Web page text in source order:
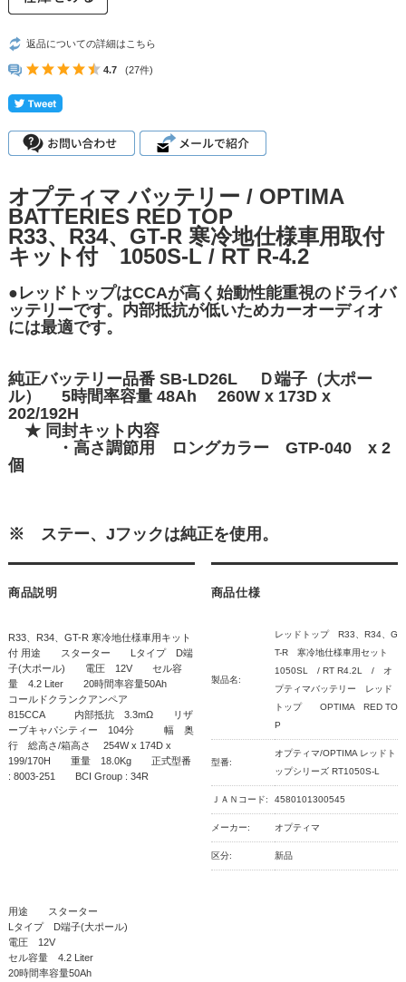
返品についての詳細はこちら
4.7 (27件)
オプティマ バッテリー / OPTIMA
BATTERIES RED TOP
R33、R34、GT-R 寒冷地仕様車用取付
キット付 1050S-L / RT R-4.2
●レッドトップはCCAが高く始動性能重視のドライバ
ッテリーです。内部抵抗が低いためカーオーディオ
には最適です。
純正バッテリー品番 SB-LD26L Ｄ端子（大ポー
ル） 5時間率容量 48Ah 260W x 173D x
202/192H
★ 同封キット内容
・高さ調節用 ロングカラー GTP-040 x 2
個
※ ステー、Jフックは純正を使用。
商品説明
R33、R34、GT-R 寒冷地仕様車用キット
付 用途 スターター Lタイプ D端
子(大ポール) 電圧 12V セル容
量 4.2 Liter 20時間率容量50Ah
コールドクランクアンペア
815CCA 内部抵抗 3.3mΩ リザ
ーブキャパシティー 104分 幅 奥
行 総高さ/箱高さ 254W x 174D x
199/170H 重量 18.0Kg 正式型番
: 8003-251 BCI Group : 34R
商品仕様
製品名:
レッドトップ R33、R34、G
T-R 寒冷地仕様車用セット
1050SL / RT R4.2L / オ
プティマバッテリー レッド
トップ OPTIMA RED TO
P
型番:
オプティマ/OPTIMA レッドト
ップシリーズ RT1050S-L
ＪＡＮコード: 4580101300545
メーカー: オプティマ
区分: 新品
用途 スターター
Lタイプ D端子(大ポール)
電圧 12V
セル容量 4.2 Liter
20時間率容量50Ah